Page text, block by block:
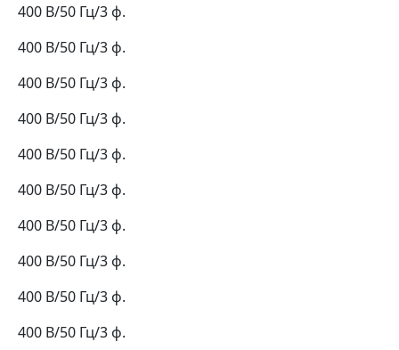
400 В/50 Гц/3 ф.
400 В/50 Гц/3 ф.
400 В/50 Гц/3 ф.
400 В/50 Гц/3 ф.
400 В/50 Гц/3 ф.
400 В/50 Гц/3 ф.
400 В/50 Гц/3 ф.
400 В/50 Гц/3 ф.
400 В/50 Гц/3 ф.
400 В/50 Гц/3 ф.